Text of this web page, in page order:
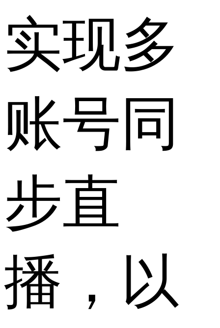
实现多
账号同
步直
播，以